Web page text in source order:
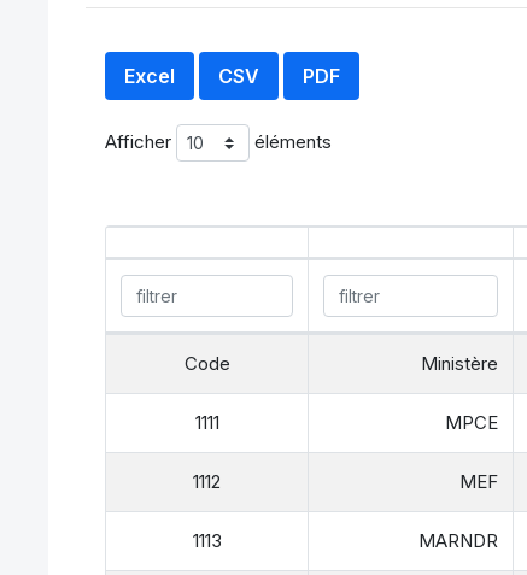
Excel CSV PDF
Afficher éléments
Code Ministère
1111 MPCE
1112 MEF
1113 MARNDR